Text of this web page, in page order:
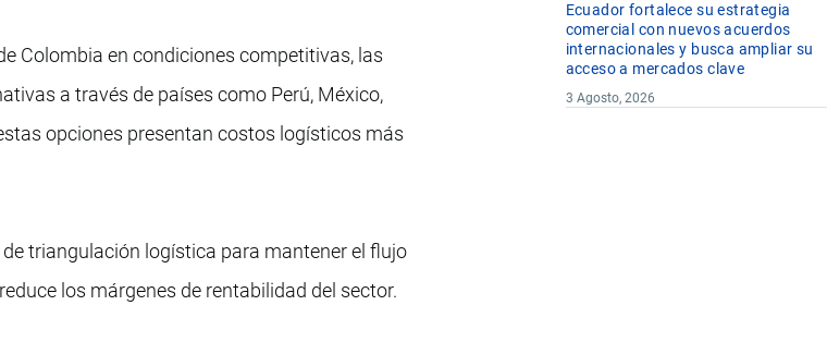
Colombia en condiciones competitivas, las
a través de países como Perú, México,
opciones presentan costos logísticos más
triangulación logística para mantener el flujo
los márgenes de rentabilidad del sector.
Ecuador fortalece su estrategia
comercial con nuevos acuerdos
internacionales y busca ampliar su
acceso a mercados clave
3 Agosto, 2026